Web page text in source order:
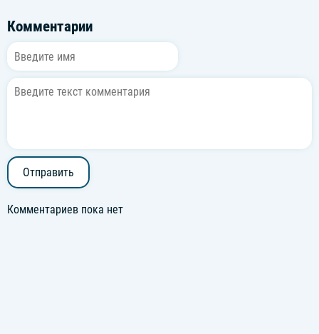
Комментарии
Отправить
Комментариев пока нет